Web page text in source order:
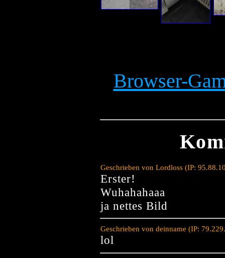
Browser-
Geschrieben von Lordloss (IP:
Erster!
Wuhahahaaa
ja nettes Bild
Geschrieben von deinname (IP:
lol